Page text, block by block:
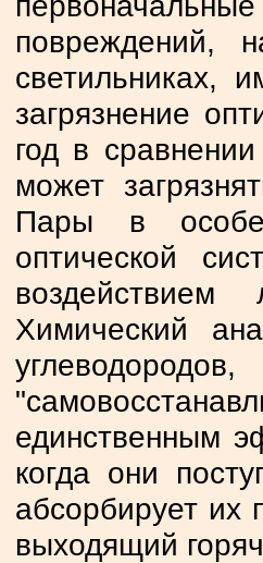
повреждений,
светильниках,
загрязнение
год в
может
Пары в
оптической
Химический
единственным
когда они
абсорбирует их
выходящий